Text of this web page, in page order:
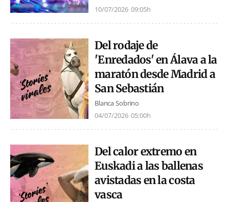
10/07/2026 09:05h
Del rodaje de
'Enredados' en Álava a la
maratón desde Madrid a
San Sebastián
Blanca Sobrino
04/07/2026 05:00h
Del calor extremo en
Euskadi a las ballenas
avistadas en la costa
vasca